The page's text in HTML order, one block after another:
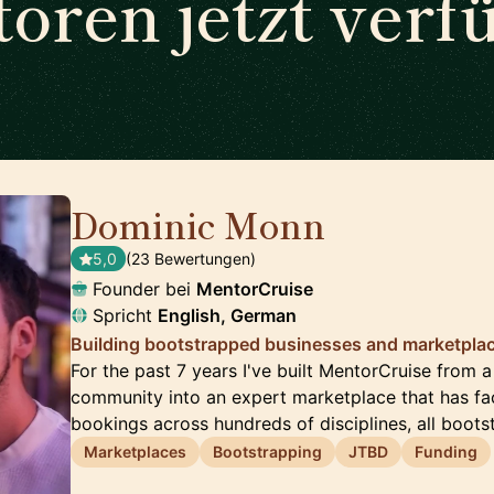
Dominic Monn
5,0 (23 Bewertungen)
Founder bei MentorCruise
Spricht English, German
Building bootstrapped businesses and
For the past 7 years I've built MentorCruise from
community into an expert marketplace that has
bookings across hundreds of disciplines, all
Marketplaces Bootstrapping JTBD Funding